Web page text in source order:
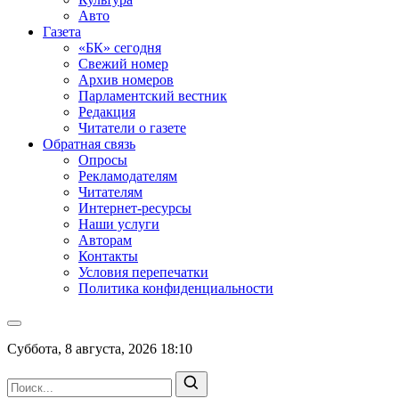
Авто
Газета
«БК» сегодня
Свежий номер
Архив номеров
Парламентский вестник
Редакция
Читатели о газете
Обратная связь
Опросы
Рекламодателям
Читателям
Интернет-ресурсы
Наши услуги
Авторам
Контакты
Условия перепечатки
Политика конфиденциальности
Суббота, 8 августа, 2026 18:10